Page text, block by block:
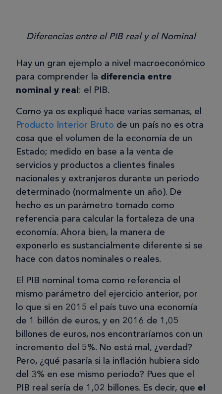
Diferencias entre el PIB real y el Nominal
Hay un gran ejemplo a nivel macroeconómico
para comprender la diferencia entre
nominal y real: el PIB.
Como ya os expliqué hace varias semanas, el
Producto Interior Bruto de un país no es otra
cosa que el volumen de la economía de un
Estado; medido en base a la venta de
servicios y productos a clientes finales
nacionales y extranjeros durante un periodo
determinado (normalmente un año). De
hecho es un parámetro tomado como
referencia para calcular la fortaleza de una
economía. Ahora bien, la manera de
exponerlo es sustancialmente diferente si se
hace con datos nominales o reales.
El PIB nominal toma como referencia el
mismo parámetro del ejercicio anterior, por
lo que si en 2015 el país tuvo una economía
de 1 billón de euros, y en 2016 de 1,05
billones de euros, nos encontraríamos con un
incremento del 5%. No está mal, ¿verdad?
Pero, ¿qué pasaría si la inflación hubiera sido
del 3% en ese mismo periodo? Pues que el
PIB real sería de 1,02 billones. Es decir, que el